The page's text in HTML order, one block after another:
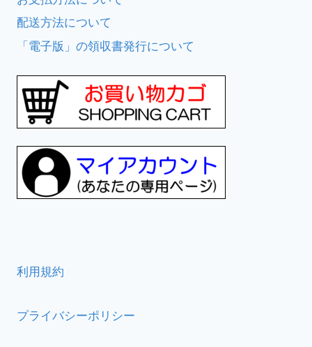
配送方法について
「電子版」の領収書発行について
利用規約
プライバシーポリシー